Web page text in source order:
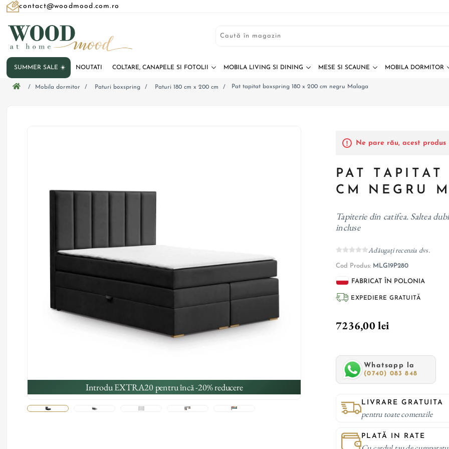
contact@woodmood.com.ro
SUMMER SALE ☀️ NOUTATI COLTARE, CANAPELE SI FOTOLII MOBILA LIVING SI DINING MESE SI SCAUNE MOBILA DORMITOR
/ Mobila dormitor / Paturi boxspring / Paturi 180 cm x 200 cm / Pat tapitat boxspring 180 x 200 cm negru Malaga
Introdu EXTRA20 pentru încă -20% reducere
Ne pare rău, acest
PAT
CM NEGRU
Tapiterie din catifea. Saltea
incluse
Adăugați recenzia dvs.
Cod Produs: MLG19P280
FABRICAT ÎN POLONIA
EXPEDIERE GRATUITĂ
7236,00 lei
Whatsapp la
(0740) 083 848
LIVRARE GRATUITA
pentru toate comenzile
PLATĂ IN RATE